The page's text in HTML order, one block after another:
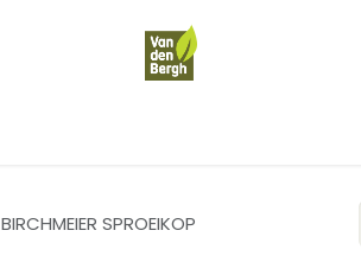
BIRCHMEIER SPROEIKOP